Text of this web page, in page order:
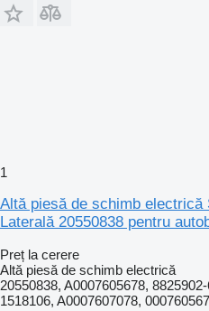
1
Altă piesă de schimb electrică
Laterală 20550838 pentru
Preț la cerere
Altă piesă de schimb electrică
20550838, A0007605678,
1518106, A0007607078,